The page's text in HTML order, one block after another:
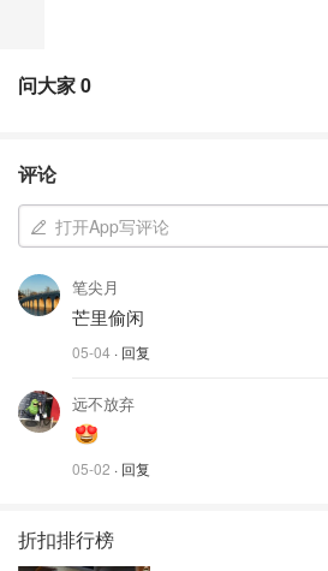
问大家0
评论
打开App写评论
笔尖月
芒里偷闲
05-04 · 回复
远不放弃
05-02 · 回复
折扣排行榜